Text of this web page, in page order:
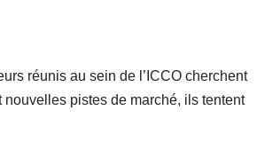
réunis au sein de l’ICCO cherchent
pistes de marché, ils tentent